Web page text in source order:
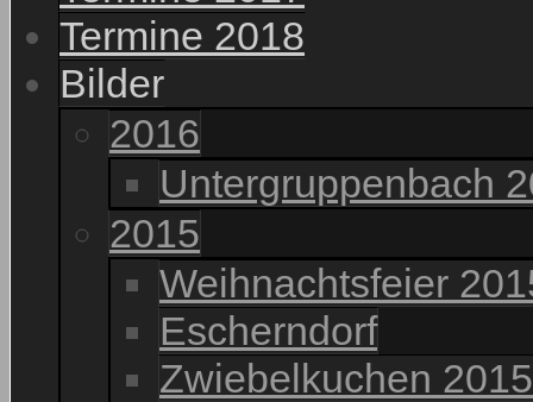
Termine 2018
Bilder
2016
Untergruppenbach
2015
Weihnachtsfeier
Escherndorf
Zwiebelkuchen 2015